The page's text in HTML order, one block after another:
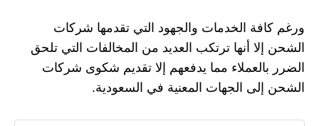
ورغم كافة الخدمات والجهود التي تقدمها شركات
الشحن إلا أنها ترتكب العديد من المخالفات التي تلحق
الضرر بالعملاء مما يدفعهم إلا تقديم شكوى شركات
الشحن إلى الجهات المعنية في السعودية.